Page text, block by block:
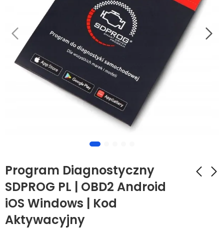
Program Diagnostyczny
SDPROG PL | OBD2 Android
iOS Windows | Kod
Aktywacyjny